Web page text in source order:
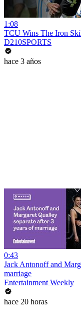
1:08
TCU Wins The Iron
D210SPORTS
hace 3 años
0:43
Jack Antonoff and
marriage
Entertainment Weekly
hace 20 horas